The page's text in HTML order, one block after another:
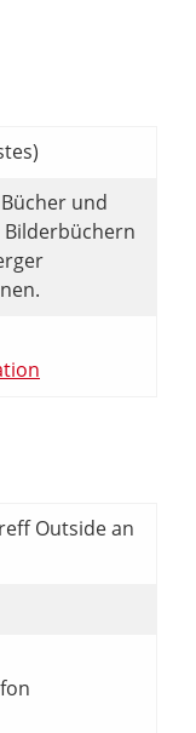
und
Outside an